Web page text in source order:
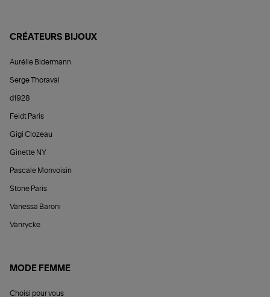
CRÉATEURS BIJOUX
Aurélie Bidermann
Serge Thoraval
d1928
Feidt Paris
Gigi Clozeau
Ginette NY
Pascale Monvoisin
Stone Paris
Vanessa Baroni
Vanrycke
MODE FEMME
Choisi pour vous